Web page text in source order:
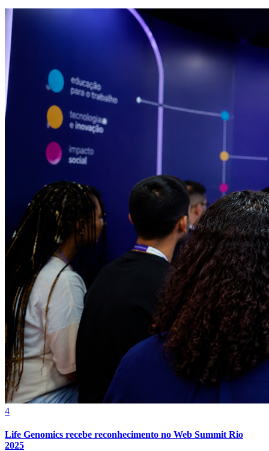
Cruzeiro
Bahia
4
Life Genomics recebe reconhecimento no Web Summit Rio
2025